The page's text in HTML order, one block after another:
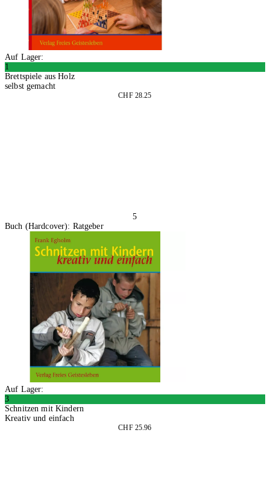
Auf Lager:
1
Brettspiele aus Holz
selbst gemacht
CHF 28.25
5
Buch (Hardcover): Ratgeber
Auf Lager:
3
Schnitzen mit Kindern
Kreativ und einfach
CHF 25.96